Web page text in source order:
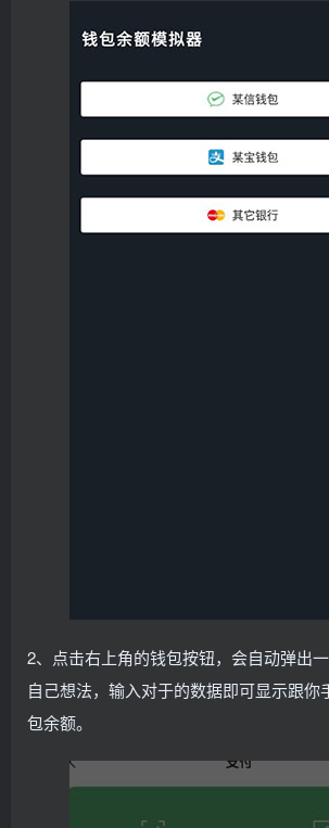
2、点击右上角的钱包按钮，会自动弹出
自己想法，输入对于的数据即可显示跟你
包余额。